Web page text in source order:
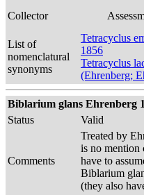
Collector
List of
nomenclatural
synonyms
Tetracyclus
1856
Tetracyclus
(Ehrenberg;
Biblarium glans Ehrenberg
Status
Valid
Comments
Treated by
is no mention
have to
Biblarium
(they also